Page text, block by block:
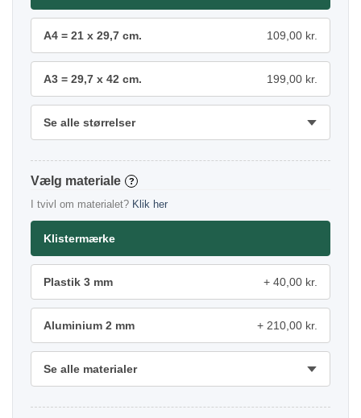
A4 = 21 x 29,7 cm. 109,00 kr.
A3 = 29,7 x 42 cm. 199,00 kr.
Se alle størrelser
materiale ?
I tvivl om materialet? Klik her
Klistermærke
Plastik 3 mm 40,00 kr.
Aluminium 2 mm 210,00 kr.
Se alle materialer